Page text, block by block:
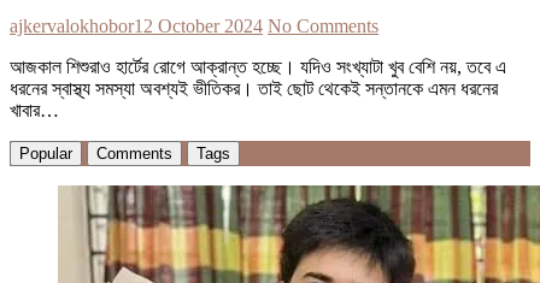
ajkervalokhobor12 October 2024 No Comments
আজকাল শিশুরাও হার্টের রোগে আক্রান্ত হচ্ছে। যদিও সংখ্যাটা খুব বেশি নয়, তবে এ
ধরনের স্বাস্থ্য সমস্যা অবশ্যই ভীতিকর। তাই ছোট থেকেই সন্তানকে এমন ধরনের
খাবার…
Popular Comments Tags